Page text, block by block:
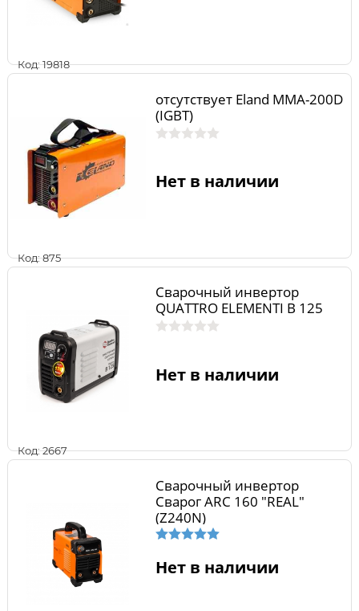
Код: 19818
Код: 875
отсутствует Eland MMA-200D
(IGBT)
Нет в наличии
Код: 2667
Сварочный инвертор
QUATTRO ELEMENTI B 125
Нет в наличии
Сварочный инвертор
Сварог ARC 160 "REAL"
(Z240N)
Нет в наличии